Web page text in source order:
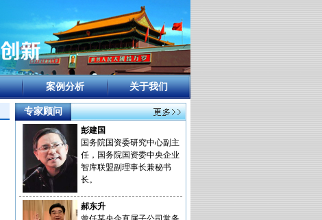
案例分析 关于我们
专家顾问
彭建国
国务院国资委研究中心副主
任，国务院国资委中央企业
智库联盟副理事长兼秘书
长。
郝东升